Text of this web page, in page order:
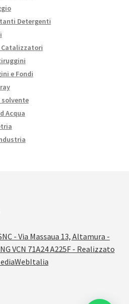
Detergenti
e Fondi
Acqua
- Via Massaua 13, Altamura -
VCN 71A24 A225F - Realizzato